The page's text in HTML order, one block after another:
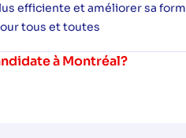
efficiente et améliorer sa
tous et toutes
à Montréal?